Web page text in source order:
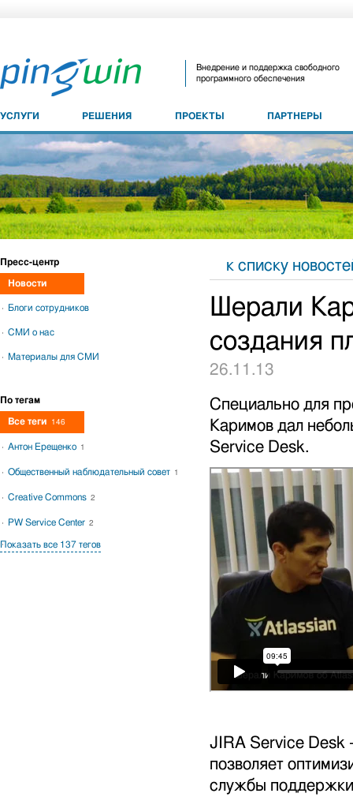
Внедрение и поддержка свободного
программного обеспечения
УСЛУГИ РЕШЕНИЯ ПРОЕКТЫ ПАРТНЕРЫ
к списку
Шерали
создания
26.11.13
Специально для
Каримов дал
Service Desk.
JIRA Service Desk
позволяет
службы поддержки
Пресс-центр
Новости
Блоги сотрудников
СМИ о нас
Материалы для СМИ
По тегам
Все теги 146
Антон Ерещенко 1
Общественный наблюдательный совет 1
Creative Commons 2
PW Service Center 2
Показать все 137 тегов